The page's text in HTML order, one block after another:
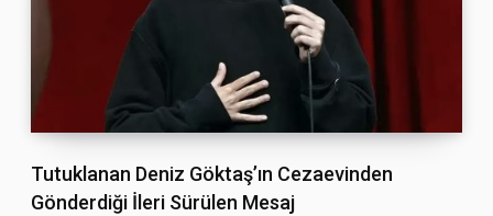
Tutuklanan Deniz Göktaş’ın Cezaevinden
Gönderdiği İleri Sürülen Mesaj